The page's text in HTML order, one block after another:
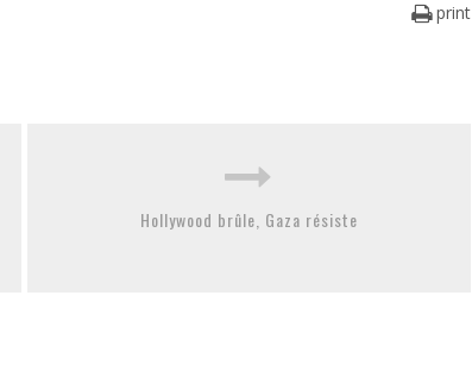
print
Hollywood brûle, Gaza résiste